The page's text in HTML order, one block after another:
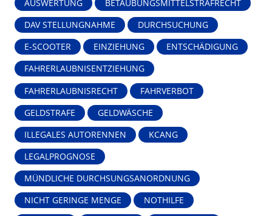
AUSWERTUNG BETÄUBUNGSMITTELSTRAFRECHT
DAV STELLUNGNAHME DURCHSUCHUNG
E-SCOOTER EINZIEHUNG ENTSCHÄDIGUNG
FAHRERLAUBNISENTZIEHUNG
FAHRERLAUBNISRECHT FAHRVERBOT
GELDSTRAFE GELDWÄSCHE
ILLEGALES AUTORENNEN KCANG
LEGALPROGNOSE
MÜNDLICHE DURCHSUNGSANORDNUNG
NICHT GERINGE MENGE NOTHILFE